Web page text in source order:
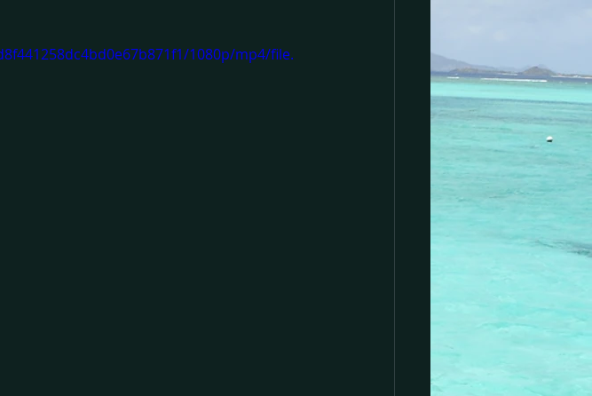
1080p/mp4/file.